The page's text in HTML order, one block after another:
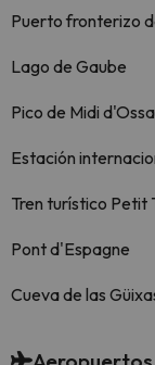
Puerto fronterizo
Lago de Gaube
Pico de Midi
Estación
Tren turístico Petit
Pont d'Espagne
Cueva de las